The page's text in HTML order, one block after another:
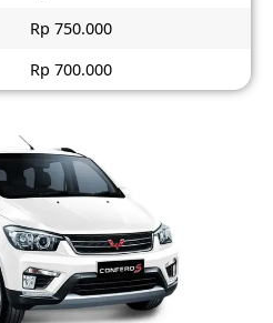
Rp 750.000
Rp 700.000